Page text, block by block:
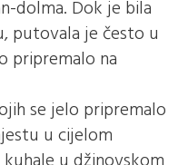
dolma. Dok je bila
putovala je često u
pripremalo na
se jelo pripremalo
u cijelom